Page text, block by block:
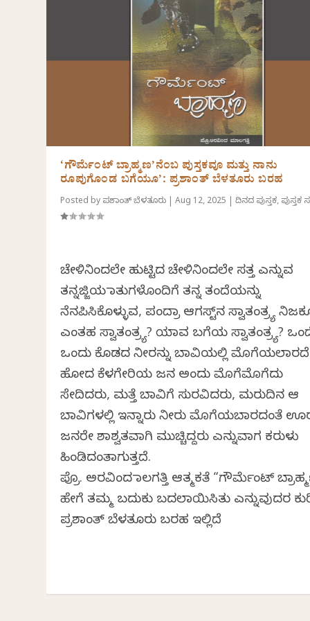
‘ಗೌರ್ಮೆಂಟ್ ಬ್ರಾಹ್ಮಣ’ನೆಂಬ ಪುಸ್ತಕವೂ ಮತ್ತು ನಾನು
ರೂಪುಗೊಂಡ ಬಗೆಯೂ’: ಪ್ರಶಾಂತ್‌ ಬೆಳತೂರು ಬರಹ
Posted by ಪ್ರಶಾಂತ್ ಬೆಳತೂರು |Aug 12, 2025 |ದಿನದ ಪುಸ್ತಕ, ಪುಸ್ತಕ
ಚೇಳಿನಿಂದಲೇ ಹುಟ್ಟಿದ ಚೇಳಿನಿಂದಲೇ ಸತ್ತ ಎನ್ನುವ
ತನ್ನಜ್ಜಿಯ ಮಾತುಗಳೊಂದಿಗೆ ತನ್ನ ತಂದೆಯನ್ನು
ನೆನಪಿಸಿಕೊಳ್ಳುವ, ಪಂದ್ರಾ ಆಗಸ್ಟ್‌ನ ಸ್ವಾತಂತ್ರ್ಯ
ಎಂತಹ ಸ್ವಾತಂತ್ರ್ಯ? ಯಾವ ಬಗೆಯ ಸ್ವಾತಂತ್ರ್ಯ?
ಒಂದು ಕೊಡದ ನೀರನ್ನು ಬಾವಿಯಲ್ಲಿ ಮೊಗೆಯಲಾರದೆ
ಹೋದ ಕೆಳಗೇರಿಯ ಜನ ಅಂದು ಮೊಗೆಮೊಗೆದು
ಸೇದಿದರು, ಮತ್ತೆ ಬಾವಿಗೆ ಸುರವಿದರು, ಮರುದಿನ ಆ
ಬಾವಿಗಳಲ್ಲಿ ಇನ್ನಾರು ನೀರು ಮೊಗೆಯಬಾರದಂತೆ
ಜನರೇ ಶಾಶ್ವತವಾಗಿ ಮುಚ್ಚಿದ್ದರು ಎನ್ನುವಾಗ ಕರುಳು
ಹಿಂಡಿದಂತಾಗುತ್ತದೆ.
ಪ್ರೊ. ಅರವಿಂದ ಮಾಲಗತ್ತಿ ಆತ್ಮಕತೆ “ಗೌರ್ಮೆಂಟ್
ಹೇಗೆ ತಮ್ಮ ಬದುಕು ಬದಲಾಯಿಸಿತು ಎನ್ನುವುದರ
ಪ್ರಶಾಂತ್‌ ಬೆಳತೂರು ಬರಹ ಇಲ್ಲಿದೆ